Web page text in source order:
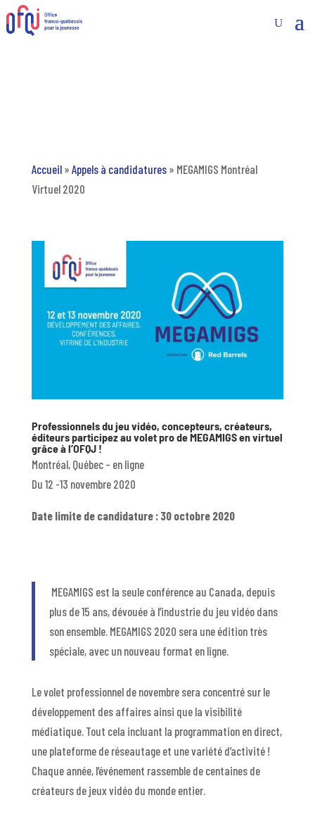
Accueil» Appels à candidatures» MEGAMIGS Montréal
Virtuel 2020
Professionnels du jeu vidéo, concepteurs, créateurs,
éditeurs participez au volet pro de MEGAMIGS en virtuel
grâce à l’OFQJ !
Montréal, Québec – en ligne
Du 12 -13 novembre 2020
Date limite de candidature : 30 octobre 2020
MEGAMIGS est la seule conférence au Canada, depuis
plus de 15 ans, dévouée à l’industrie du jeu vidéo dans
son ensemble. MEGAMIGS 2020 sera une édition très
spéciale, avec un nouveau format en ligne.
Le volet professionnel de novembre sera concentré sur le
développement des affaires ainsi que la visibilité
médiatique. Tout cela incluant la programmation en direct,
une plateforme de réseautage et une variété d’activité !
Chaque année, l’événement rassemble de centaines de
créateurs de jeux vidéo du monde entier.